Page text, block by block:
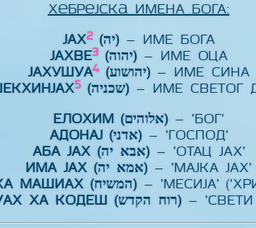
Хебрејска ИМЕНА БОГА:
ЈАХ2 (יה)– ИМЕ БОГА
ЈАХВЕ3 (יהוה)– ИМЕ ОЦА
ЈАХУШУА4 (יהושוע)– ИМЕ СИНА
5 (שכניה)– ИМЕ СВЕТОГ
ЕЛОХИМ (אלוהים)– 'БОГ'
АДОНАЈ (אדני)– 'ГОСПОД'
АБА ЈАХ (אבא יה)– 'ОТАЦ ЈАХ'
ИМА ЈАХ (אמא יה)– 'МАЈКА ЈАХ'
ХА МАШИАХ (המשיח)– 'МЕСИЈА'
РУАХ ХА КОДЕШ (רוח הקדש)– 'СВЕТИ